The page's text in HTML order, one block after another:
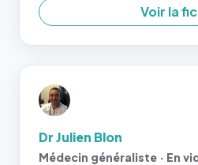
Voir la
Dr Julien Blon
Médecin généraliste · En